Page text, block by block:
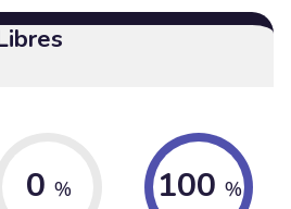
0 % 100 %